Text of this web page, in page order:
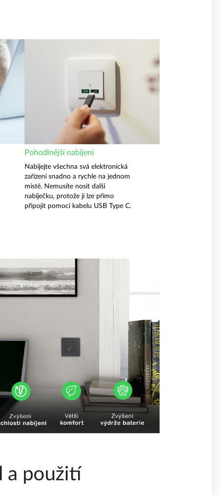
Pohodlnější nabíjení
Nabíjejte všechna svá elektronická
zařízení snadno a rychle na jednom
místě. Nemusíte nosit další
nabíječku, protože ji lze přímo
připojit pomocí kabelu USB Type C.
a použití